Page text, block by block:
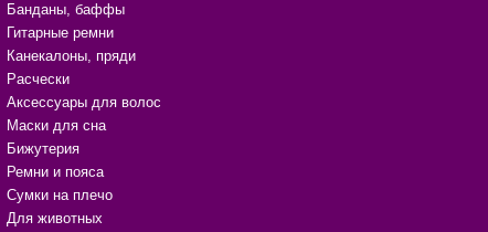
Банданы, баффы
Гитарные ремни
Канекалоны, пряди
Расчески
Аксессуары для волос
Маски для сна
Бижутерия
Ремни и пояса
Сумки на плечо
Для животных